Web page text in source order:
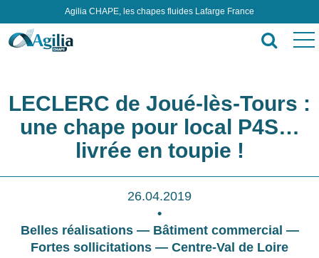
Agilia CHAPE, les chapes fluides Lafarge France
LECLERC de Joué-lès-Tours :
une chape pour local P4S…
livrée en toupie !
26.04.2019
•
Belles réalisations — Bâtiment commercial —
Fortes sollicitations — Centre-Val de Loire